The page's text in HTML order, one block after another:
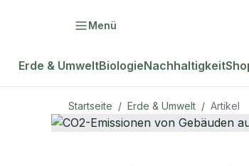
Menü
Erde & UmweltBiologieNachhaltigkeit
Startseite / Erde & Umwelt / Artikel